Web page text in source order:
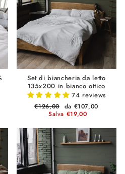
Set di biancheria da letto
135x200 in bianco ottico
74 reviews
Prezzo
€126,00 Prezzo
scontato
da €107,00
Salva €19,00